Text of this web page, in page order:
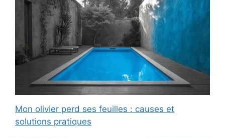
Mon olivier perd ses feuilles : causes et
solutions pratiques